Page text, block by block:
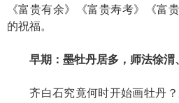
《富贵有余》《富贵寿考》《富
的祝福。
早期：墨牡丹居多，师法徐渭
齐白石究竟何时开始画牡丹？